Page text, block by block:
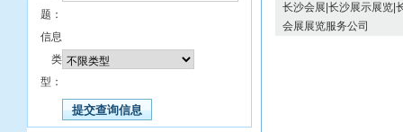
题：
信息
类
型：
长沙会展|长沙展示展览|
会展展览服务公司